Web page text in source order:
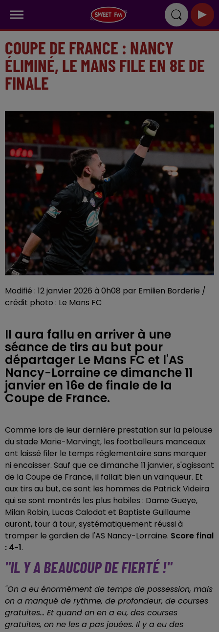
COUPE DE FRANCE : NANCY
ÉLIMINÉ, LE MANS FILE EN 8E DE
FINALE
Modifié : 12 janvier 2026 à 0h08 par Emilien Borderie /
crédit photo : Le Mans FC
Il aura fallu en arriver à une
séance de tirs au but pour
départager Le Mans FC et l'AS
Nancy-Lorraine ce dimanche 11
janvier en 16e de finale de la
Coupe de France.
Comme lors de leur dernière prestation sur la pelouse
du stade Marie-Marvingt, les footballeurs manceaux
ont laissé filer le temps réglementaire sans marquer
ni encaisser. Sauf que ce dimanche 11 janvier, s'agissant
de la Coupe de France, il fallait bien un vainqueur. Et
aux tirs au but, ce sont les hommes de Patrick Videira
qui se sont montrés les plus habiles : Dame Gueye,
Milan Robin, Lucas Calodat et Baptiste Guillaume
auront, tour à tour, systématiquement réussi à
tromper le gardien de l'AS Nancy-Lorraine. Score final
: 4-1.
"IL Y A BEAUCOUP DE FIERTÉ !"
"On a eu énormément de temps de possession, mais
on a manqué de rythme, de profondeur, de courses
gratuites... Et quand on en a eu, des courses
gratuites, on ne les a pas jouées. Il y a eu des